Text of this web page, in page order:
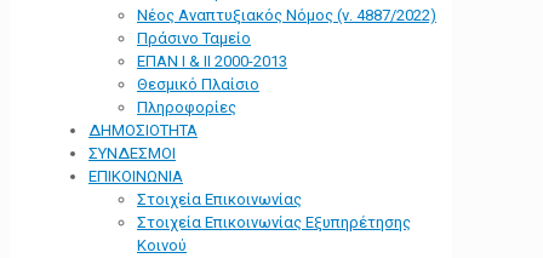
Νέος Αναπτυξιακός Νόμος (ν. 4887/2022)
Πράσινο Ταμείο
ΕΠΑΝ Ι & ΙΙ 2000-2013
Θεσμικό Πλαίσιο
Πληροφορίες
ΔΗΜΟΣΙΟΤΗΤΑ
ΣΥΝΔΕΣΜΟΙ
ΕΠΙΚΟΙΝΩΝΙΑ
Στοιχεία Επικοινωνίας
Στοιχεία Επικοινωνίας Εξυπηρέτησης
Κοινού